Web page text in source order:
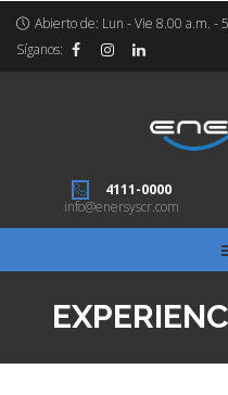
Abierto de: Lun - Vie 8.00 a.m. -
Síganos:
4111-0000
info@enersyscr.com